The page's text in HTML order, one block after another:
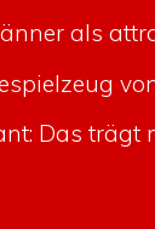
als
Das trägt